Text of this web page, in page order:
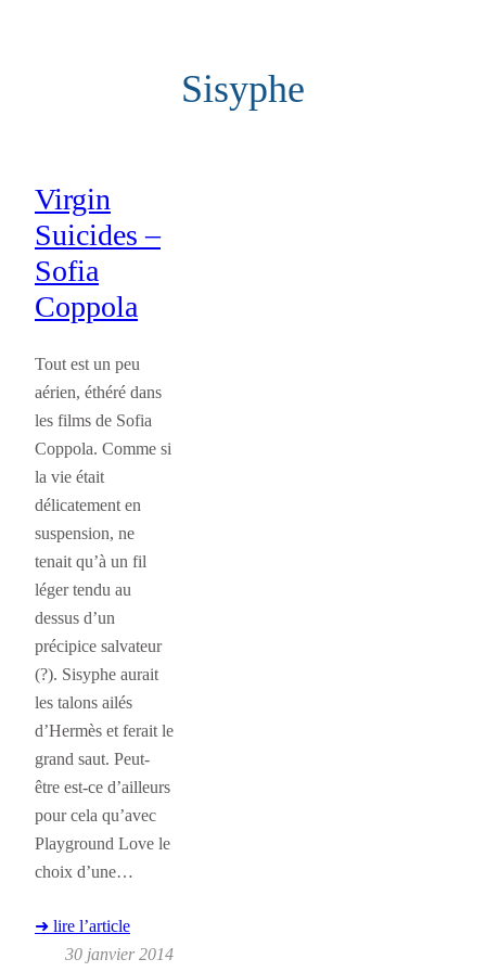
Sisyphe
Virgin
Suicides –
Sofia
Coppola
Tout est un peu
aérien, éthéré dans
les films de Sofia
Coppola. Comme si
la vie était
délicatement en
suspension, ne
tenait qu’à un fil
léger tendu au
dessus d’un
précipice salvateur
(?). Sisyphe aurait
les talons ailés
d’Hermès et ferait le
grand saut. Peut-
être est-ce d’ailleurs
pour cela qu’avec
Playground Love le
choix d’une…
➜ lire l’article
30 janvier 2014